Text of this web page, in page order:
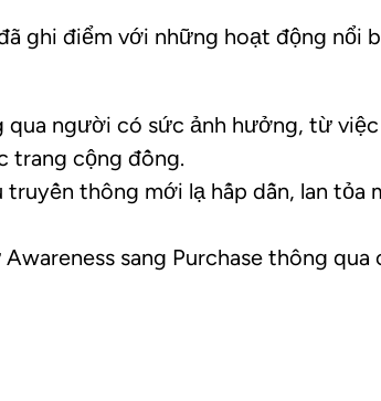
ghi điểm với những hoạt động nổi
qua người có sức ảnh hưởng, từ
trang cộng đồng.
thông mới lạ hấp dẫn, lan tỏa
sang Purchase thông